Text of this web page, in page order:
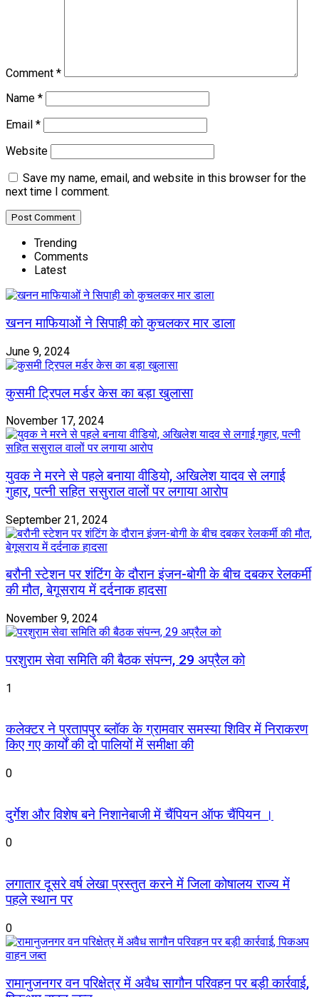
Comment *
Name *
Email *
Website
Save my name, email, and website in this browser for the
next time I comment.
Trending
Comments
Latest
खनन माफियाओं ने सिपाही को कुचलकर मार डाला
June 9, 2024
कुसमी ट्रिपल मर्डर केस का बड़ा खुलासा
November 17, 2024
युवक ने मरने से पहले बनाया वीडियो, अखिलेश यादव से लगाई
गुहार, पत्नी सहित ससुराल वालों पर लगाया आरोप
September 21, 2024
बरौनी स्टेशन पर शंटिंग के दौरान इंजन-बोगी के बीच दबकर रेलकर्मी
की मौत, बेगूसराय में दर्दनाक हादसा
November 9, 2024
परशुराम सेवा समिति की बैठक संपन्न, 29 अप्रैल को
1
कलेक्टर ने प्रतापपुर ब्लॉक के ग्रामवार समस्या शिविर में निराकरण
किए गए कार्यों की दो पालियों में समीक्षा की
0
दुर्गेश और विशेष बने निशानेबाजी में चैंपियन ऑफ चैंपियन ।
0
लगातार दूसरे वर्ष लेखा प्रस्तुत करने में जिला कोषालय राज्य में
पहले स्थान पर
0
रामानुजनगर वन परिक्षेत्र में अवैध सागौन परिवहन पर बड़ी कार्रवाई,